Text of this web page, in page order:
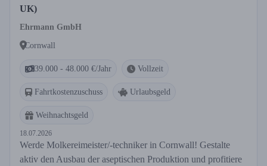
UK)
Ehrmann GmbH
Cornwall
39.000 - 48.000 €/Jahr Vollzeit
Fahrtkostenzuschuss Urlaubsgeld
Weihnachtsgeld
18.07.2026
Werde Molkereimeister/-techniker in Cornwall! Gestalte
aktiv den Ausbau der aseptischen Produktion und profitiere